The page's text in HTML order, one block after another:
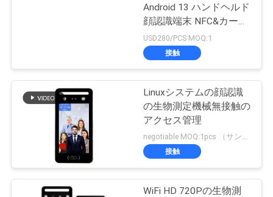
Android 13 ハンドヘルド
顔認識端末 NFC&カード
リーダー,4GWiFi,無料
SDK,屋外使用
USD280/PCS MOQ:1
接触
Linuxシステムの顔認識
の生物測定機械無接触の
アクセス管理
negotiable MOQ:1pcs （サンプル）
接触
WiFi HD 720Pの生物測